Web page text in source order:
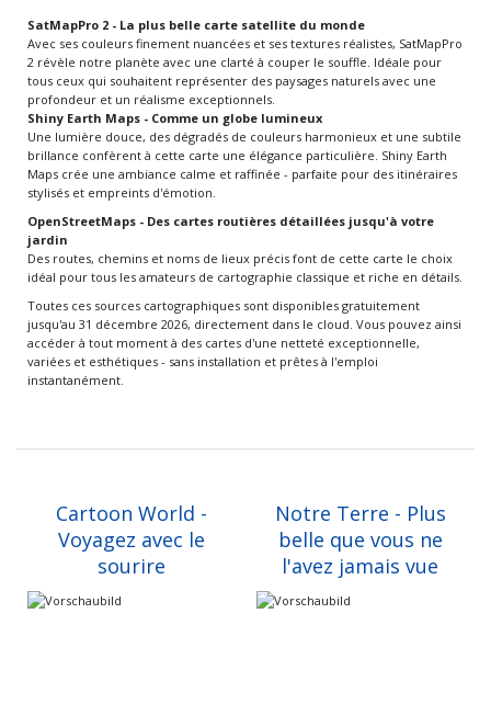
SatMapPro 2 - La plus belle carte satellite du monde
Avec ses couleurs finement nuancées et ses textures réalistes, SatMapPro
2 révèle notre planète avec une clarté à couper le souffle. Idéale pour
tous ceux qui souhaitent représenter des paysages naturels avec une
profondeur et un réalisme exceptionnels.
Shiny Earth Maps - Comme un globe lumineux
Une lumière douce, des dégradés de couleurs harmonieux et une subtile
brillance confèrent à cette carte une élégance particulière. Shiny Earth
Maps crée une ambiance calme et raffinée - parfaite pour des itinéraires
stylisés et empreints d'émotion.
OpenStreetMaps - Des cartes routières détaillées jusqu'à votre
jardin
Des routes, chemins et noms de lieux précis font de cette carte le choix
idéal pour tous les amateurs de cartographie classique et riche en détails.
Toutes ces sources cartographiques sont disponibles gratuitement
jusqu'au 31 décembre 2026, directement dans le cloud. Vous pouvez ainsi
accéder à tout moment à des cartes d'une netteté exceptionnelle,
variées et esthétiques - sans installation et prêtes à l'emploi
instantanément.
Cartoon World -
Voyagez avec le
sourire
Notre Terre - Plus
belle que vous ne
l'avez jamais vue